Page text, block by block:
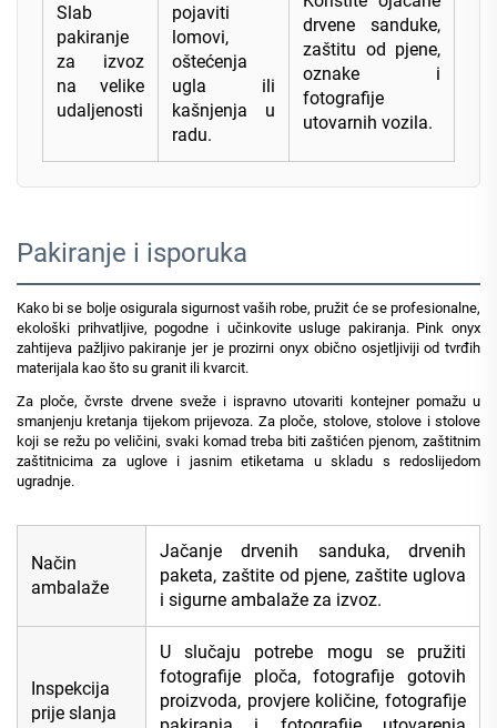
Slab
pakiranje
za izvoz
na velike
udaljenosti
pojaviti
lomovi,
oštećenja
ugla ili
kašnjenja u
radu.
drvene sanduke,
zaštitu od pjene,
oznake i
fotografije
utovarnih vozila.
Pakiranje i isporuka
Kako bi se bolje osigurala sigurnost vaših robe, pružit će se profesionalne,
ekološki prihvatljive, pogodne i učinkovite usluge pakiranja. Pink onyx
zahtijeva pažljivo pakiranje jer je prozirni onyx obično osjetljiviji od tvrđih
materijala kao što su granit ili kvarcit.
Za ploče, čvrste drvene sveže i ispravno utovariti kontejner pomažu u
smanjenju kretanja tijekom prijevoza. Za ploče, stolove, stolove i stolove
koji se režu po veličini, svaki komad treba biti zaštićen pjenom, zaštitnim
zaštitnicima za uglove i jasnim etiketama u skladu s redoslijedom
ugradnje.
Način
ambalaže
Jačanje drvenih sanduka, drvenih
paketa, zaštite od pjene, zaštite uglova
i sigurne ambalaže za izvoz.
Inspekcija
prije slanja
U slučaju potrebe mogu se pružiti
fotografije ploča, fotografije gotovih
proizvoda, provjere količine, fotografije